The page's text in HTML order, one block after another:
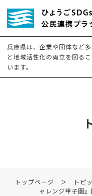
兵庫県は、企業や団体など
と地域活性化の両立を図る
います。
トップページ ＞ トピ
ャレンジ甲子園